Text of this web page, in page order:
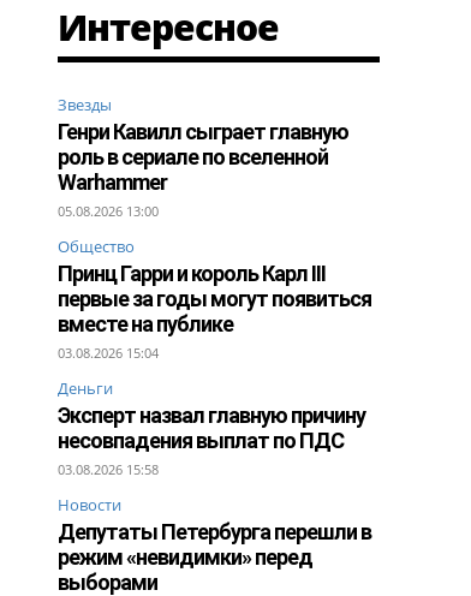
Интересное
Звезды
Генри Кавилл сыграет главную
роль в сериале по вселенной
Warhammer
05.08.2026 13:00
Общество
Принц Гарри и король Карл III
первые за годы могут появиться
вместе на публике
03.08.2026 15:04
Деньги
Эксперт назвал главную причину
несовпадения выплат по ПДС
03.08.2026 15:58
Новости
Депутаты Петербурга перешли в
режим «невидимки» перед
выборами